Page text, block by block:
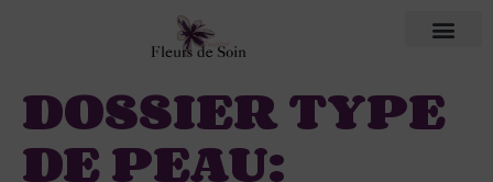
DOSSIER TYPE
DE PEAU: